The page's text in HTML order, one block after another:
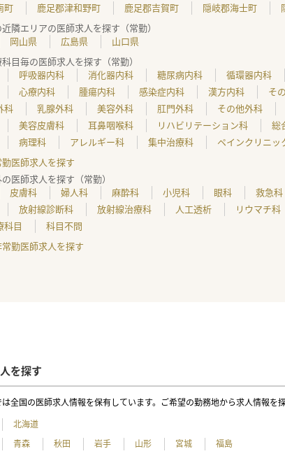
町
鹿足郡津和野町 鹿足郡吉賀町 隠岐郡海士町
隣エリアの医師求人を探す（常勤）
岡山県 広島県
山口県
目毎の医師求人を探す（常勤）
呼吸器内科 消化器内科 糖尿病内科 循環器内科
心療内科 腫瘍内科 感染症内科 漢方内科 そ
科
乳腺外科 美容外科 肛門外科 その他外科
美容皮膚科 耳鼻咽喉科 リハビリテーション科 総
病理科 アレルギー科 集中治療科 ペインクリニッ
医師求人を探す
医師求人を探す（常勤）
皮膚科 婦人科 麻酔科 小児科 眼科 救急科
放射線診断科 放射線治療科 人工透析 リウマチ科
科目
科目不問
勤医師求人を探す
を探す
全国の医師求人情報を保有しています。ご希望の勤務地から求人情報を
北海道
青森 秋田 岩手 山形 宮城
福島